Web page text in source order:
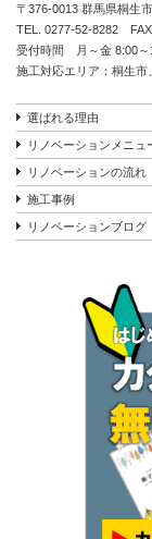
〒376-0013 群馬県桐生
TEL. 0277-52-8282
受付時間 月～金 8:00～
施工対応エリア：桐生
選ばれる理由
リノベーションメニュ
リノベーションの流れ
施工事例
リノベーションブログ